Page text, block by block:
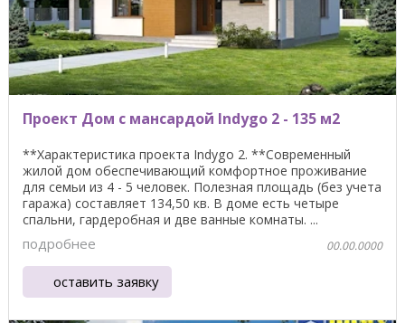
Проект Дом с мансардой Indygo 2 - 135 м2
**Характеристика проекта Indygo 2. **Современный
жилой дом обеспечивающий комфортное проживание
для семьи из 4 - 5 человек. Полезная площадь (без учета
гаража) составляет 134,50 кв. В доме есть четыре
спальни, гардеробная и две ванные комнаты. ...
подробнее 00.00.0000
оставить заявку